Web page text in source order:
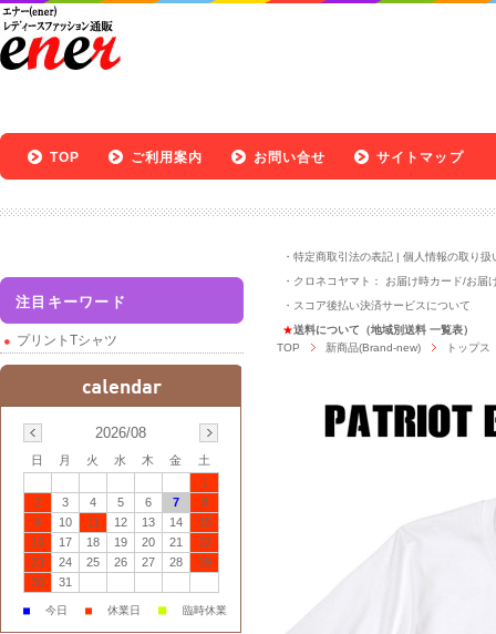
TOP ご利用案内 お問い合せ サイトマップ
・ 特定商取引法の表記 | 個人情報の取り扱
・クロネコヤマト： お届け時カード/お届
・ スコア後払い決済サービスについて
★送料について（地域別送料 一覧表）
TOP
新商品(Brand-new) トップス
注目キーワード
プリントTシャツ
2026/08
日 月 火 水 木 金
土
1
2
3 4 5 6 7
8
9
10 11 12 13 14
15
16
17 18 19 20 21
22
23
24 25 26 27 28
29
30
31
■ 今日 ■ 休業日 ■ 臨時休業